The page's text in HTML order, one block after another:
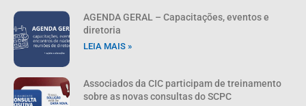
AGENDA GERAL – Capacitações, eventos e
diretoria
LEIA MAIS »
Associados da CIC participam de treinamento
sobre as novas consultas do SCPC